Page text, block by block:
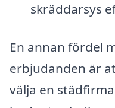
skräddarsys
En annan fördel
erbjudanden är
välja en